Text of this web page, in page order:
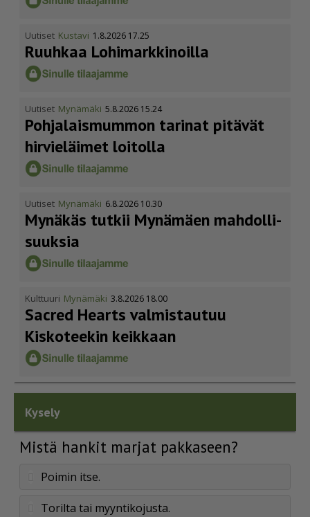
Uutiset Kustavi 1.8.2026 17.25
Ruuhkaa Lohimark­ki­noilla
Uutiset Mynämäki 5.8.2026 15.24
Pohja­lais­mummon tarinat pitävät
hirvieläimet loitolla
Uutiset Mynämäki 6.8.2026 10.30
Mynäkäs tutkii Mynämäen mahdol­li­
suuksia
Kulttuuri Mynämäki 3.8.2026 18.00
Sacred Hearts valmistautuu
Kiskoteekin keikkaan
Kysely
Mistä hankit marjat pakkaseen?
Poimin itse.
Torilta tai myyntikojusta.